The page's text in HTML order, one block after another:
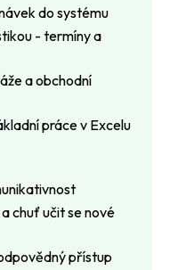
do systému
- termíny a
a obchodní
práce v Excelu
chuť učit se nové
přístup